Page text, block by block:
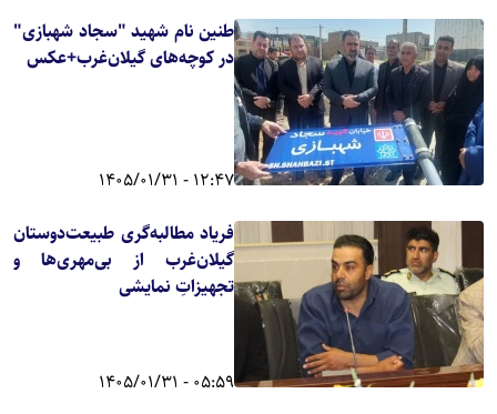
طنین نام شهید "سجاد شهبازی"
در کوچه‌های گیلان‌غرب+عکس
12:47 - 1405/01/31
فریاد مطالبه‌گری طبیعت‌دوستان
گیلان‌غرب از بی‌مهری‌ها و
تجهیزاتِ نمایشی
05:59 - 1405/01/31